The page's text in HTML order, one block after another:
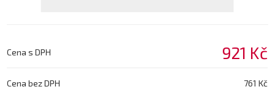
Cena s DPH 921 Kč
Cena bez DPH 761 Kč